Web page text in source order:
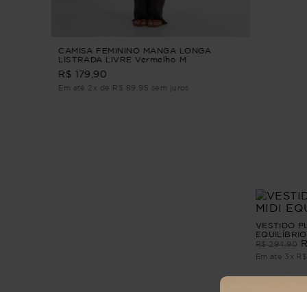
CAMISA FEMININO MANGA LONGA
LISTRADA LIVRE Vermelho M
R$ 179,90
Em até 2x de R$ 89,95 sem juros
VESTIDO
EQUILÍBRIO
R$ 294,90
Em até 3 x R$